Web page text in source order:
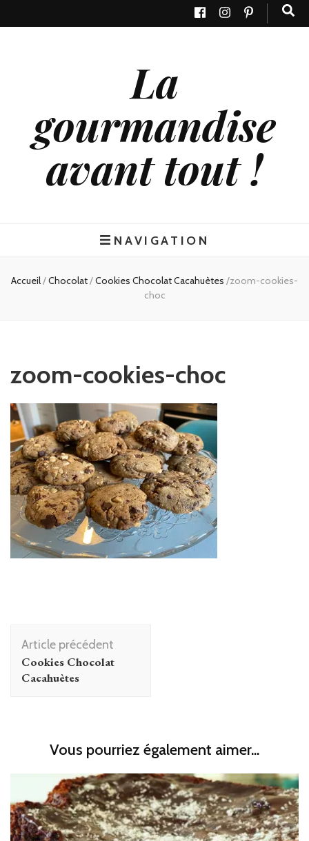
La
gourmandise
avant tout !
NAVIGATION
Accueil/Chocolat/Cookies Chocolat Cacahuètes /zoom-cookies-
choc
zoom-cookies-choc
Navigation
d'article
Article précédent
Cookies Chocolat
Cacahuètes
Vous pourriez également aimer...